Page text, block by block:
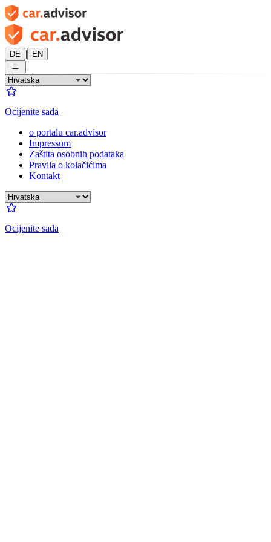
DE | EN
Ocijenite sada
o portalu car.advisor
Impressum
Zaštita osobnih podataka
Pravila o kolačićima
Kontakt
Ocijenite sada